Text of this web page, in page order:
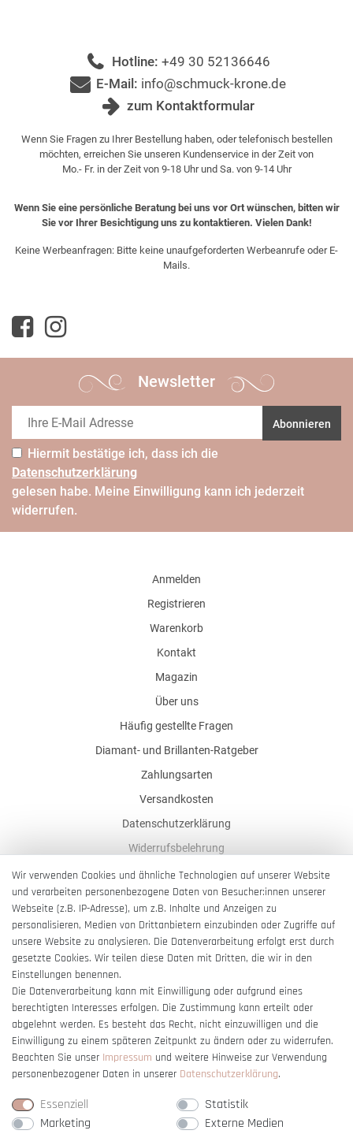
Hotline: +49 30 52136646
E-Mail: info@schmuck-krone.de
zum Kontaktformular
Wenn Sie Fragen zu Ihrer Bestellung haben, oder telefonisch bestellen
möchten, erreichen Sie unseren Kundenservice in der Zeit von
Mo.- Fr. in der Zeit von 9-18 Uhr und Sa. von 9-14 Uhr
Wenn Sie eine persönliche Beratung bei uns vor Ort wünschen, bitten wir
Sie vor Ihrer Besichtigung uns zu kontaktieren. Vielen Dank!
Keine Werbeanfragen: Bitte keine unaufgeforderten Werbeanrufe oder E-
Mails.
Newsletter
Abonnieren
Hiermit bestätige ich, dass ich die
Daten­schutz­erklärung
gelesen habe. Meine Einwilligung kann ich jederzeit
widerrufen.
Anmelden
Registrieren
Warenkorb
Kontakt
Magazin
Über uns
Häufig gestellte Fragen
Diamant- und Brillanten-Ratgeber
Zahlungsarten
Versandkosten
Datenschutzerklärung
Widerrufsbelehrung
AGB
Impressum
Barrierefreiheitserklärung
Vertrag widerrufen
Wir verwenden Cookies und ähnliche Technologien auf unserer Website
und verarbeiten personenbezogene Daten von Besucher:innen unserer
Webseite (z.B. IP-Adresse), um z.B. Inhalte und Anzeigen zu
personalisieren, Medien von Drittanbietern einzubinden oder Zugriffe auf
unsere Website zu analysieren. Die Datenverarbeitung erfolgt erst durch
gesetzte Cookies. Wir teilen diese Daten mit Dritten, die wir in den
Einstellungen benennen.
Die Datenverarbeitung kann mit Einwilligung oder aufgrund eines
berechtigten Interesses erfolgen. Die Zustimmung kann erteilt oder
abgelehnt werden. Es besteht das Recht, nicht einzuwilligen und die
Einwilligung zu einem späteren Zeitpunkt zu ändern oder zu widerrufen.
Beachten Sie unser Impressum und weitere Hinweise zur Verwendung
personenbezogener Daten in unserer Daten­schutz­erklärung.
Essenziell
Statistik
Marketing
Externe Medien